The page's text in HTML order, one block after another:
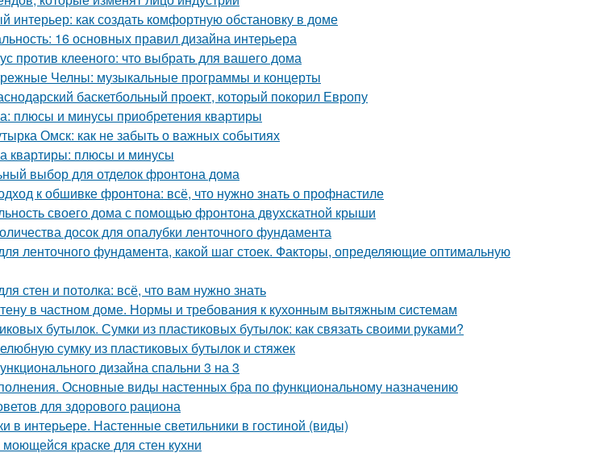
интерьер: как создать комфортную обстановку в доме
16 основных правил дизайна интерьера
против клееного: что выбрать для вашего дома
Челны: музыкальные программы и концерты
баскетбольный проект, который покорил Европу
плюсы и минусы приобретения квартиры
Омск: как не забыть о важных событиях
квартиры: плюсы и минусы
выбор для отделок фронтона дома
к обшивке фронтона: всё, что нужно знать о профнастиле
своего дома с помощью фронтона двухскатной крыши
досок для опалубки ленточного фундамента
ленточного фундамента, какой шаг стоек. Факторы, определяющие оптимальную
стен и потолка: всё, что вам нужно знать
в частном доме. Нормы и требования к кухонным вытяжным системам
бутылок. Сумки из пластиковых бутылок: как связать своими руками?
сумку из пластиковых бутылок и стяжек
дизайна спальни 3 на 3
Основные виды настенных бра по функциональному назначению
для здорового рациона
в интерьере. Настенные светильники в гостиной (виды)
краске для стен кухни